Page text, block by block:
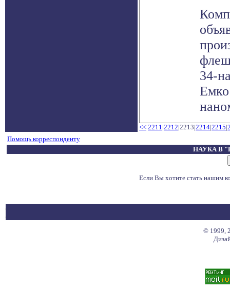
34-
<< 2211|2212|2213|2214|2215|
Помощь корреспонденту
НАУКА В
Если Вы хотите стать нашим
© 1999,